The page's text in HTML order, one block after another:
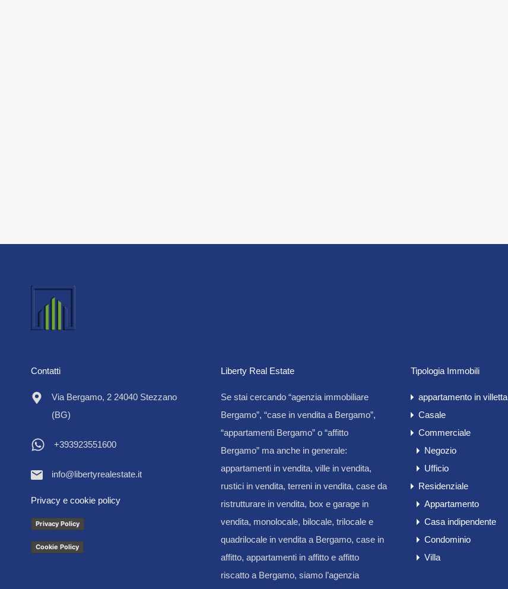
Contatti
Via Bergamo, 2 24040 Stezzano
(BG)
+393923551600
info@libertyrealestate.it
Privacy e cookie policy
Privacy Policy
Cookie Policy
Liberty Real Estate
Se stai cercando “agenzia immobiliare
Bergamo”, “case in vendita a Bergamo”,
“appartamenti Bergamo” o “affitto
Bergamo” ma anche in generale:
appartamenti in vendita, ville in vendita,
rustici in vendita, terreni in vendita, case da
ristrutturare in vendita, box e garage in
vendita, monolocale, bilocale, trilocale e
quadrilocale in vendita a Bergamo, case in
affitto, appartamenti in affitto e affitto
riscatto a Bergamo, siamo l’agenzia
Tipologia Immobili
appartamento in villetta
Casale
Commerciale
Negozio
Ufficio
Residenziale
Appartamento
Casa indipendente
Condominio
Villa